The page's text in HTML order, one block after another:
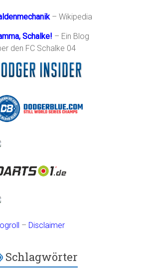
– Wikipedia
Schalke! – Ein Blog
den FC Schalke 04
– Disclaimer
Schlagwörter